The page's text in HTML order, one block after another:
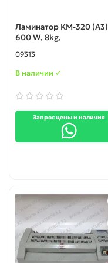
Ламинатор KM-320 (A3)
600 W, 8kg,
09313
В наличии ✓
Запрос цены и наличия